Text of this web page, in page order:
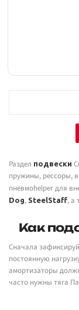
Раздел подвески
пружины, рессоры,
пневмоhelper для
Dog, SteelStaff, а
Как
Сначала
постоянную
амортизаторы
часто нужны тяга